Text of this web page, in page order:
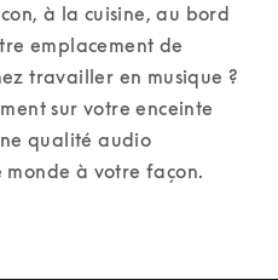
à la cuisine, au bord
emplacement de
travailler en musique ?
sur votre enceinte
qualité audio
à votre façon.